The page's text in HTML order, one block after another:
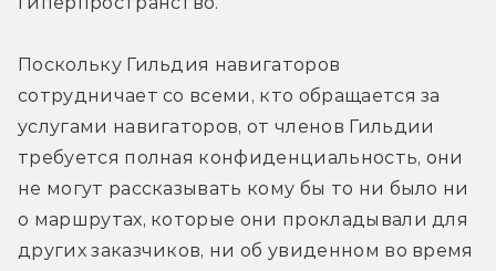
Поскольку Гильдия навигаторов
сотрудничает со всеми, кто обращается за
услугами навигаторов, от членов Гильдии
требуется полная конфиденциальность, они
не могут рассказывать кому бы то ни было ни
о маршрутах, которые они прокладывали для
других заказчиков, ни об увиденном во время